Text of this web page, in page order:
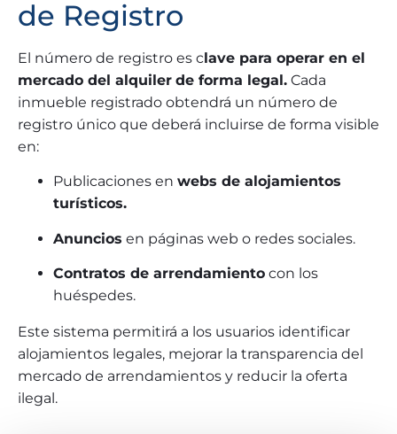
de Registro
El número de registro es clave para operar en el
mercado del alquiler de forma legal. Cada
inmueble registrado obtendrá un número de
registro único que deberá incluirse de forma visible
en:
Publicaciones en webs de alojamientos
turísticos.
Anuncios en páginas web o redes sociales.
Contratos de arrendamiento con los
huéspedes.
Este sistema permitirá a los usuarios identificar
alojamientos legales, mejorar la transparencia del
mercado de arrendamientos y reducir la oferta
ilegal.